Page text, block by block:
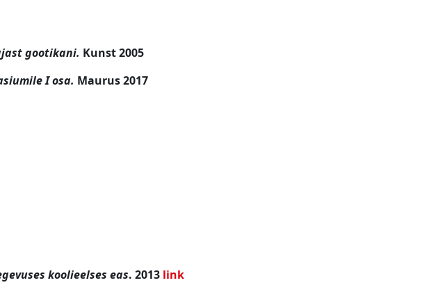
gootikani. Kunst 2005
I osa. Maurus 2017
koolieelses eas. 2013 link